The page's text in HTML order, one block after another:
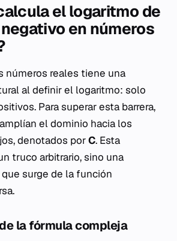
el logaritmo de
en números
números reales tiene una
al definir el logaritmo: solo
Para superar esta barrera,
el dominio hacia los
denotados porC. Esta
truco arbitrario, sino una
surge de la función
la fórmula compleja